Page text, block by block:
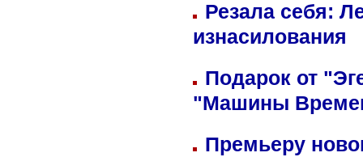
Резала себя:
изнасилования
Подарок от
"Машины
Премьеру